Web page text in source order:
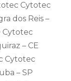
Cytotec
dos Reis –
Cytotec
– CE
Cytotec
– SP